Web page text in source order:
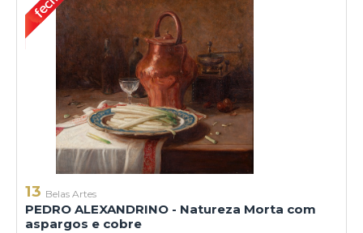
13 Belas Artes
PEDRO ALEXANDRINO - Natureza Morta com
aspargos e cobre